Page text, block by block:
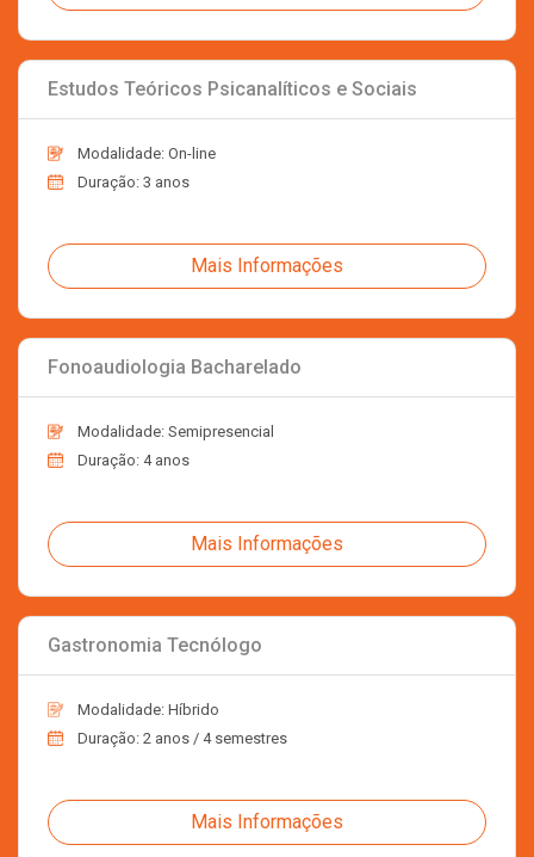
Estudos Teóricos Psicanalíticos e Sociais
Modalidade: On-line
Duração: 3 anos
Mais Informações
Fonoaudiologia Bacharelado
Modalidade: Semipresencial
Duração: 4 anos
Mais Informações
Gastronomia Tecnólogo
Modalidade: Híbrido
Duração: 2 anos / 4 semestres
Mais Informações